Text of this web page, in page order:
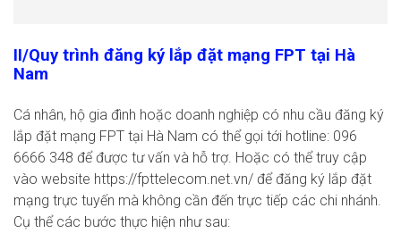
II/Quy trình đăng ký lắp đặt mạng FPT tại Hà
Nam
Cá nhân, hộ gia đình hoặc doanh nghiệp có nhu cầu đăng ký
lắp đặt mạng FPT tại Hà Nam có thể gọi tới hotline: 096
6666 348 để được tư vấn và hỗ trợ. Hoặc có thể truy cập
vào website https://fpttelecom.net.vn/ để đăng ký lắp đặt
mạng trực tuyến mà không cần đến trực tiếp các chi nhánh.
Cụ thể các bước thực hiện như sau: